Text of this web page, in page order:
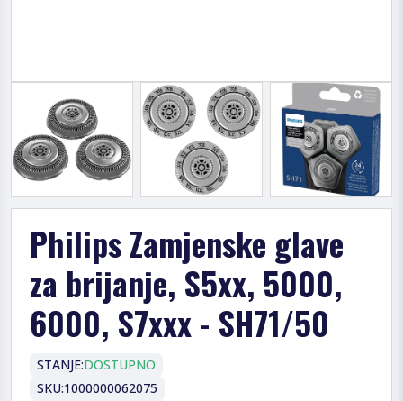
Philips Zamjenske glave
za brijanje, S5xx, 5000,
6000, S7xxx - SH71/50
STANJE:DOSTUPNO
SKU:1000000062075